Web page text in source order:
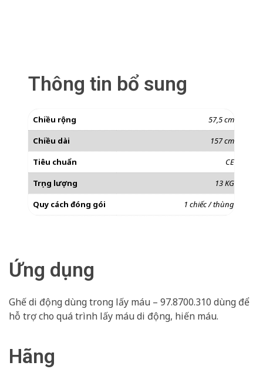
Thông tin bổ sung
Chiều rộng
57,5 cm
Chiều dài
157 cm
Tiêu chuẩn
CE
Trọng lượng
13 KG
Quy cách đóng gói
1 chiếc / thùng
Ứng dụng
Ghế di động dùng trong lấy máu – 97.8700.310 dùng để
hỗ trợ cho quá trình lấy máu di động, hiến máu.
Hãng